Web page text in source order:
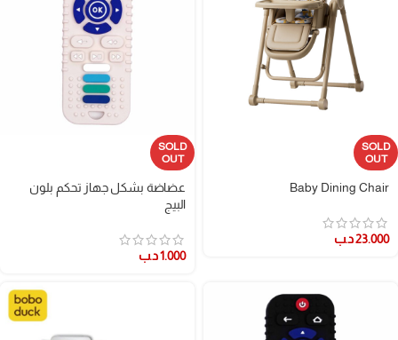
SOLD
OUT
Baby Dining Chair
23.000د.ب
SOLD
OUT
عضاضة بشكل جهاز تحكم بلون
البيج
1.000د.ب